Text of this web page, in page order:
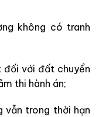
không có tranh
đối với đất chuyển
thi hành án;
vẫn trong thời hạn